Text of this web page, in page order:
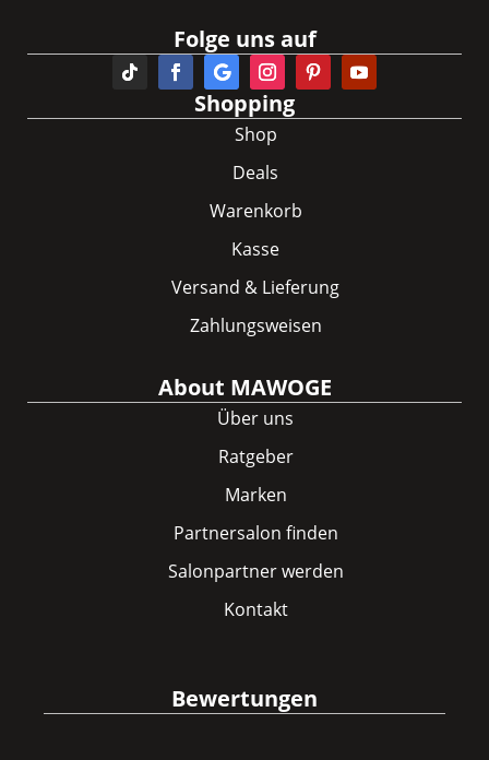
Folge uns auf
Shopping
Shop
Deals
Warenkorb
Kasse
Versand & Lieferung
Zahlungsweisen
About MAWOGE
Über uns
Ratgeber
Marken
Partnersalon finden
Salonpartner werden
Kontakt
Bewertungen